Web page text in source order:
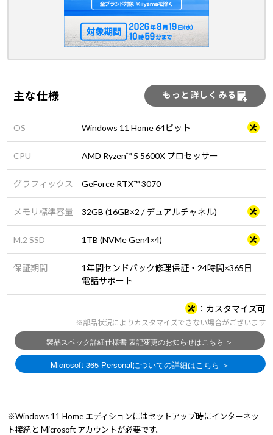
主な仕様 もっと詳しくみる
OS Windows 11 Home 64ビット
CPU AMD Ryzen™ 5 5600X プロセッサー
グラフィックス GeForce RTX™ 3070
メモリ標準容量 32GB (16GB×2 / デュアルチャネル)
M.2 SSD 1TB (NVMe Gen4×4)
保証期間
1年間センドバック修理保証・24時間×365日
電話サポート
カスタマイズ可
※部品状況によりカスタマイズできない場合がございます
※Windows 11 Home エディションにはセットアップ時にインターネッ
ト接続と Microsoft アカウントが必要です。